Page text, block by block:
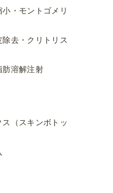
・モントゴメリ
去・クリトリス
肪溶解注射
（スキンボトッ